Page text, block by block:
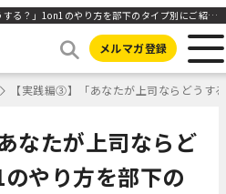
【実践編③】「あなたが上司ならどうする？」1on1のやり方を部下のタイプ別にご紹介｜NEWONE連載#4 ｜HR NOTE
メルマガ登録
【実践編③】「あなたが上司ならどうす
なたが上司ならど
やり方を部下の